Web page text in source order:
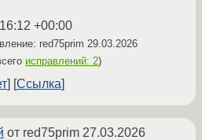
+00:00
red75prim 29.03.2026
исправлений: 2)
Ссылка
от red75prim 27.03.2026